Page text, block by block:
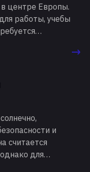
центре Европы.
работы, учебы
словацкой
Наши
и займутся
и
считается
для